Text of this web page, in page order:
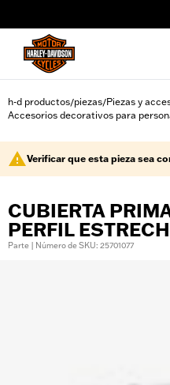
h-d productos/piezas/Piezas y
Accesorios decorativos para
Verificar que esta pieza sea
CUBIERTA
PERFIL
Parte | Número de SKU: 25701077